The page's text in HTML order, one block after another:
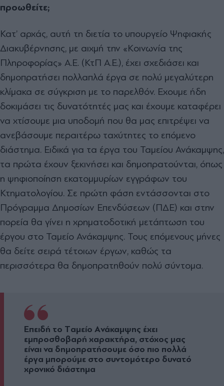
προωθείτε;
Κατ’ αρχάς, αυτή τη διετία το υπουργείο Ψηφιακής
Διακυβέρνησης, με αιχμή την «Κοινωνία της
Πληροφορίας» Α.Ε. (ΚτΠ Α.Ε.), έχει σχεδιάσει και
δημοπρατήσει πολλαπλά έργα σε πολύ μεγαλύτερη
κλίμακα σε σύγκριση με το παρελθόν. Εχουμε ήδη
δοκιμάσει τις δυνατότητές μας και έχουμε καταφέρει
να χτίσουμε μια υποδομή που θα μας επιτρέψει να
ανεβάσουμε περαιτέρω ταχύτητες το επόμενο
διάστημα. Ειδικά για τα έργα του Ταμείου Ανάκαμψης,
τα πρώτα έχουν ξεκινήσει και δημοπρατούνται, όπως
η ψηφιοποίηση εκατομμυρίων εγγράφων του
Κτηματολογίου. Σε πρώτη φάση εντάσσονται στο
Πρόγραμμα Δημοσίων Επενδύσεων (ΠΔΕ) και στην
πορεία θα γίνει η χρηματοδοτική μετάπτωση του
έργου στο Ταμείο Ανάκαμψης. Τους επόμενους μήνες
θα δείτε σειρά τέτοιων έργων, καθώς τα
περισσότερα θα δημοπρατηθούν πολύ σύντομα.
Επειδή το Tαμείο Aνάκαμψης έχει
εμπροσθοβαρή χαρακτήρα, στόχος μας
είναι να δημοπρατήσουμε όσο πιο πολλά
έργα μπορούμε στο συντομότερο δυνατό
χρονικό διάστημα